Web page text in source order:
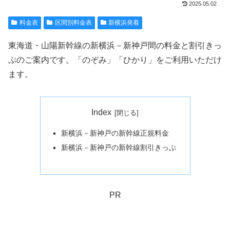
2025.05.02
料金表 区間別料金表 新横浜発着
東海道・山陽新幹線の新横浜－新神戸間の料金と割引きっ
ぷのご案内です。「のぞみ」「ひかり」をご利用いただけ
ます。
Index
新横浜－新神戸の新幹線正規料金
新横浜－新神戸の新幹線割引きっぷ
PR